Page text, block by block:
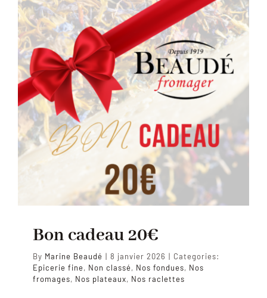
Bon cadeau 20€
By Marine Beaudé | 8 janvier 2026 | Categories:
Epicerie fine, Non classé, Nos fondues, Nos
fromages, Nos plateaux, Nos raclettes